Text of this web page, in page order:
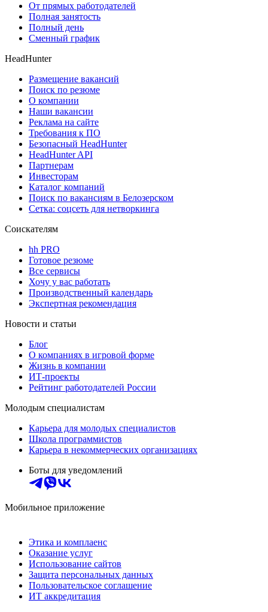
От прямых работодателей
Полная занятость
Полный день
Сменный график
HeadHunter
Размещение вакансий
Поиск по резюме
О компании
Наши вакансии
Реклама на сайте
Требования к ПО
Безопасный HeadHunter
HeadHunter API
Партнерам
Инвесторам
Каталог компаний
Поиск по вакансиям в Белозерском
Сетка: соцсеть для нетворкинга
Соискателям
hh PRO
Готовое резюме
Все сервисы
Хочу у вас работать
Производственный календарь
Экспертная рекомендация
Новости и статьи
Блог
О компаниях в игровой форме
Жизнь в компании
ИТ-проекты
Рейтинг работодателей России
Молодым специалистам
Карьера для молодых специалистов
Школа программистов
Карьера в некоммерческих организациях
Боты для уведомлений
Мобильное приложение
Этика и комплаенс
Оказание услуг
Использование сайтов
Защита персональных данных
Пользовательское соглашение
ИТ аккредитация